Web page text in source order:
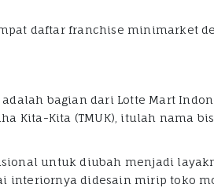
daftar franchise minimarket
bagian dari Lotte Mart
Kita-Kita (TMUK), itulah nama
untuk diubah menjadi
interiornya didesain mirip toko